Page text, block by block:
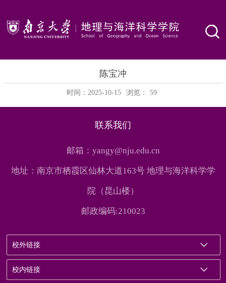
陈宝冲
时间：2025-10-15 浏览： 59
联系我们
邮箱：yangy@nju.edu.cn
地址：南京市栖霞区仙林大道163号 地理与海洋科学学
院（昆山楼）
邮政编码:210023
校外链接
校内链接